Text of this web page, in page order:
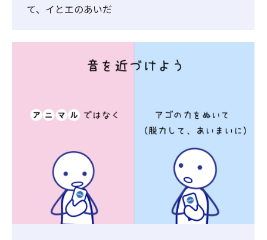
て、イとエのあいだ